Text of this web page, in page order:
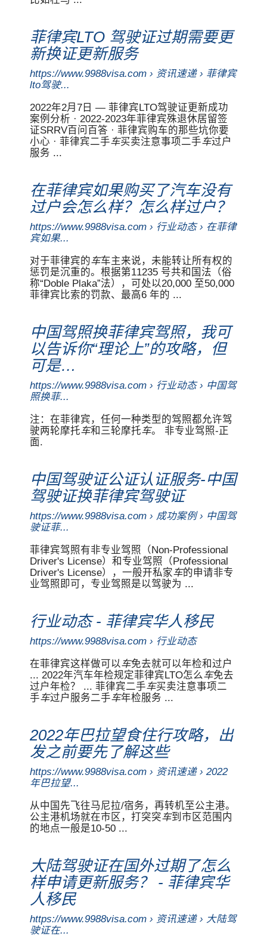
菲律宾LTO 驾驶证过期需要更
新换证更新服务
https://www.9988visa.com › 资讯速递 › 菲律宾
lto驾驶...
2022年2月7日 — 菲律宾LTO驾驶证更新成功
案例分析 · 2022-2023年菲律宾殊退休居留签
证SRRV百问百答 · 菲律宾购车的那些坑你要
小心 · 菲律宾二手车买卖注意事项二手车过户
服务 ...
在菲律宾如果购买了汽车没有
过户会怎么样？怎么样过户？
https://www.9988visa.com › 行业动态 › 在菲律
宾如果...
对于菲律宾的车车主来说，未能转让所有权的
惩罚是沉重的。根据第11235 号共和国法（俗
称“Doble Plaka”法），可处以20,000 至50,000
菲律宾比索的罚款、最高6 年的 ...
中国驾照换菲律宾驾照，我可
以告诉你“理论上”的攻略，但
可是…
https://www.9988visa.com › 行业动态 › 中国驾
照换菲...
注：在菲律宾，任何一种类型的驾照都允许驾
驶两轮摩托车和三轮摩托车。 非专业驾照-正
面.
中国驾驶证公证认证服务-中国
驾驶证换菲律宾驾驶证
https://www.9988visa.com › 成功案例 › 中国驾
驶证菲...
菲律宾驾照有非专业驾照（Non-Professional
Driver's License）和专业驾照（Professional
Driver's License），一般开私家车的申请非专
业驾照即可，专业驾照是以驾驶为 ...
行业动态 - 菲律宾华人移民
https://www.9988visa.com › 行业动态
在菲律宾这样做可以车免去就可以年检和过户
... 2022年汽车年检规定菲律宾LTO怎么车免去
过户年检？ ... 菲律宾二手车买卖注意事项二
手车过户服务二手车年检服务 ...
2022年巴拉望食住行攻略，出
发之前要先了解这些
https://www.9988visa.com › 资讯速递 › 2022
年巴拉望...
从中国先飞往马尼拉/宿务，再转机至公主港。
公主港机场就在市区，打突突车到市区范围内
的地点一般是10-50 ...
大陆驾驶证在国外过期了怎么
样申请更新服务？ - 菲律宾华
人移民
https://www.9988visa.com › 资讯速递 › 大陆驾
驶证在...